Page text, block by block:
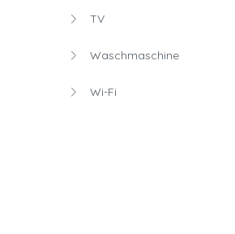
TV
Waschmaschine
Wi-Fi